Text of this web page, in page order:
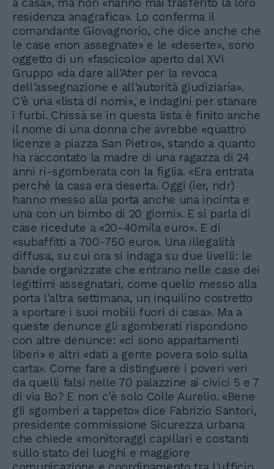
a casa», ma non «hanno mai trasferito la loro
residenza anagrafica». Lo conferma il
comandante Giovagnorio, che dice anche che
le case «non assegnate» e le «deserte», sono
oggetto di un «fascicolo» aperto dal XVI
Gruppo «da dare all'Ater per la revoca
dell'assegnazione e all'autorità giudiziaria».
C'è una «lista di nomi», e indagini per stanare
i furbi. Chissà se in questa lista è finito anche
il nome di una donna che avrebbe «quattro
licenze a piazza San Pietro», stando a quanto
ha raccontato la madre di una ragazza di 24
anni ri-sgomberata con la figlia. «Era entrata
perché la casa era deserta. Oggi (ier, ndr)
hanno messo alla porta anche una incinta e
una con un bimbo di 20 giorni». E si parla di
case ricedute a «20-40mila euro». E di
«subaffitti a 700-750 euro». Una illegalità
diffusa, su cui ora si indaga su due livelli: le
bande organizzate che entrano nelle case dei
legittimi assegnatari, come quello messo alla
porta l'altra settimana, un inquilino costretto
a «portare i suoi mobili fuori di casa». Ma a
queste denunce gli sgomberati rispondono
con altre denunce: «ci sono appartamenti
liberi» e altri «dati a gente povera solo sulla
carta». Come fare a distinguere i poveri veri
da quelli falsi nelle 70 palazzine ai civici 5 e 7
di via Bo? E non c'è solo Colle Aurelio. «Bene
gli sgomberi a tappeto» dice Fabrizio Santori,
presidente commissione Sicurezza urbana
che chiede «monitoraggi capillari e costanti
sullo stato dei luoghi e maggiore